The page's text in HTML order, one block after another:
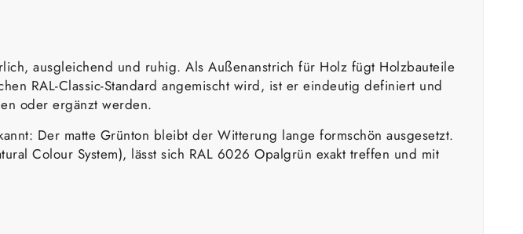
ausgleichend und ruhig. Als Außenanstrich für Holz fügt Holzbauteile
RAL-Classic-Standard angemischt wird, ist er eindeutig definiert und
oder ergänzt werden.
Der matte Grünton bleibt der Witterung lange formschön ausgesetzt.
Colour System), lässt sich RAL 6026 Opalgrün exakt treffen und mit